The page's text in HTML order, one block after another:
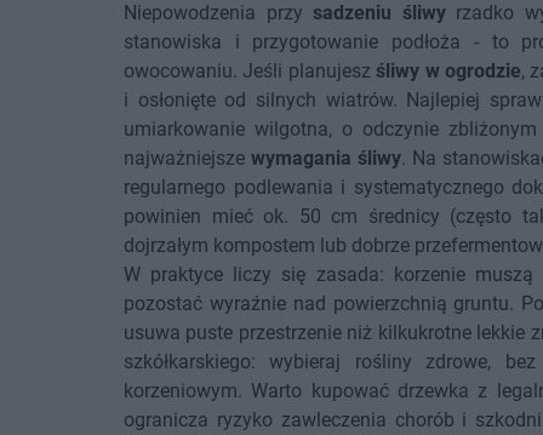
Niepowodzenia przysadzeniu śliwyrzadko
stanowiska i przygotowanie podłoża - to
owocowaniu. Jeśli planujeszśliwy w ogrodzie,
i osłonięte od silnych wiatrów. Najlepiej
umiarkowanie wilgotna, o odczynie
najważniejszewymagania śliwy. Na
regularnego podlewania i systematycznego
powinien mieć ok. 50 cm średnicy (często
dojrzałym kompostem lub dobrze
W praktyce liczy się zasada: korzenie
pozostać wyraźnie nad powierzchnią gruntu.
usuwa puste przestrzenie niż kilkukrotne lekkie
szkółkarskiego: wybieraj rośliny zdrowe,
korzeniowym. Warto kupować drzewka z
ogranicza ryzyko zawleczenia chorób i